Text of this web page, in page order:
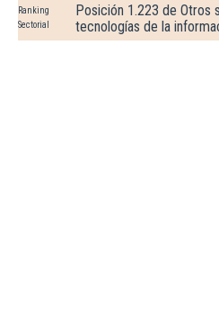
Ranking
Sectorial
Posición 1.223 de Otros
tecnologías de la